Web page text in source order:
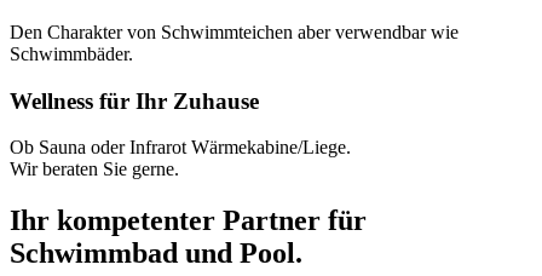
Den Charakter von Schwimmteichen aber verwendbar wie
Schwimmbäder.
Wellness für Ihr Zuhause
Ob Sauna oder Infrarot Wärmekabine/Liege.
Wir beraten Sie gerne.
Ihr kompetenter Partner für
Schwimmbad und Pool.